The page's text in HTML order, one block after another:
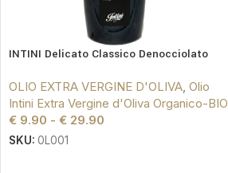
INTINI Delicato Classico Denocciolato
OLIO EXTRA VERGINE D'OLIVA, Olio
Intini Extra Vergine d'Oliva Organico-BIO
€ 9.90 - € 29.90
SKU: 0L001